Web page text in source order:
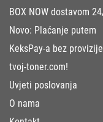
BOX NOW dostavom
Novo: Plaćanje putem
KeksPay-a bez
tvoj-toner.com!
Uvjeti poslovanja
O nama